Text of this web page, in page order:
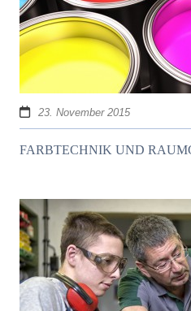
23. November 2015
FARBTECHNIK UND